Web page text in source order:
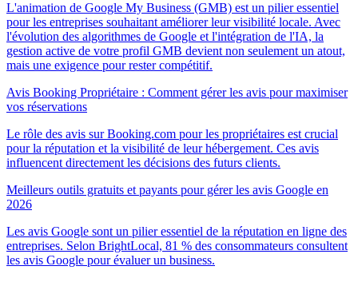
L'animation de Google My Business (GMB) est un pilier essentiel
pour les entreprises souhaitant améliorer leur visibilité locale. Avec
l'évolution des algorithmes de Google et l'intégration de l'IA, la
gestion active de votre profil GMB devient non seulement un atout,
mais une exigence pour rester compétitif.
Avis Booking Propriétaire : Comment gérer les avis pour maximiser
vos réservations
Le rôle des avis sur Booking.com pour les propriétaires est crucial
pour la réputation et la visibilité de leur hébergement. Ces avis
influencent directement les décisions des futurs clients.
Meilleurs outils gratuits et payants pour gérer les avis Google en
2026
Les avis Google sont un pilier essentiel de la réputation en ligne des
entreprises. Selon BrightLocal, 81 % des consommateurs consultent
les avis Google pour évaluer un business.